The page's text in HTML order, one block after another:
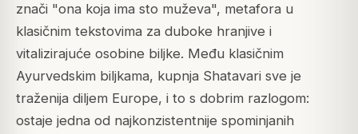
znači "ona koja ima sto muževa", metafora u
klasičnim tekstovima za duboke hranjive i
vitalizirajuće osobine biljke. Među klasičnim
Ayurvedskim biljkama, kupnja Shatavari sve je
traženija diljem Europe, i to s dobrim razlogom:
ostaje jedna od najkonzistentnije spominjanih